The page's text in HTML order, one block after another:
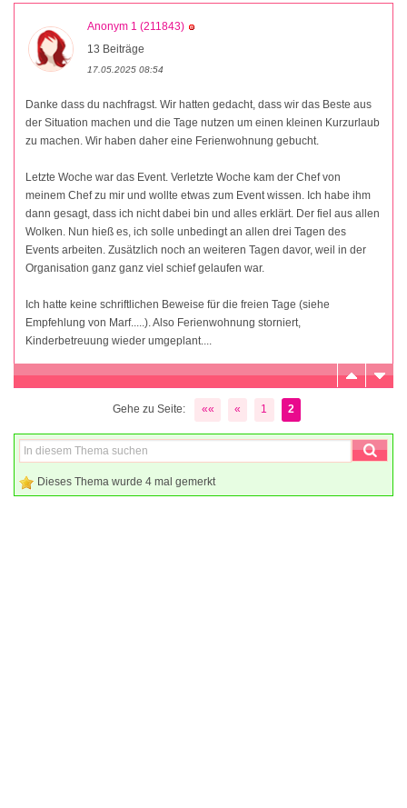
Anonym 1 (211843)
13 Beiträge
17.05.2025 08:54
Danke dass du nachfragst. Wir hatten gedacht, dass wir das Beste aus
der Situation machen und die Tage nutzen um einen kleinen Kurzurlaub
zu machen. Wir haben daher eine Ferienwohnung gebucht.
Letzte Woche war das Event. Verletzte Woche kam der Chef von
meinem Chef zu mir und wollte etwas zum Event wissen. Ich habe ihm
dann gesagt, dass ich nicht dabei bin und alles erklärt. Der fiel aus allen
Wolken. Nun hieß es, ich solle unbedingt an allen drei Tagen des
Events arbeiten. Zusätzlich noch an weiteren Tagen davor, weil in der
Organisation ganz ganz viel schief gelaufen war.
Ich hatte keine schriftlichen Beweise für die freien Tage (siehe
Empfehlung von Marf.....). Also Ferienwohnung storniert,
Kinderbetreuung wieder umgeplant....
Gehe zu Seite: «« « 1 2
Dieses Thema wurde 4 mal gemerkt